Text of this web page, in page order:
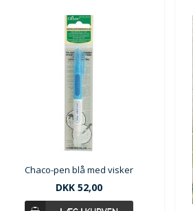
Chaco-pen blå med visker
DKK 52,00